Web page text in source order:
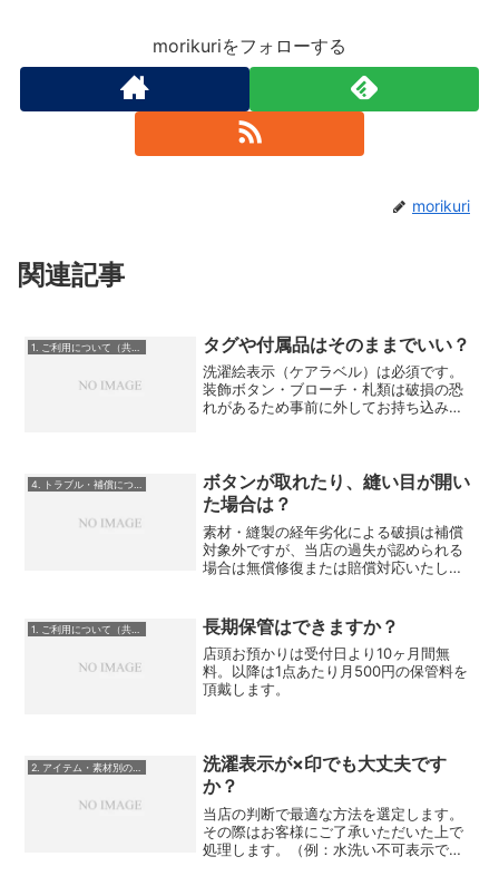
morikuriをフォローする
morikuri
関連記事
タグや付属品はそのままでいい？
洗濯絵表示（ケアラベル）は必須です。
装飾ボタン・ブローチ・札類は破損の恐
れがあるため事前に外してお持ち込みく
4. トラブル・補償について
ボタンが取れたり、縫い目が開い
た場合は？
素材・縫製の経年劣化による破損は補償
対象外ですが、当店の過失が認められる
場合は無償修復または賠償対応いたしま
長期保管はできますか？
店頭お預かりは受付日より10ヶ月間無
料。以降は1点あたり月500円の保管料を
頂戴します。
洗濯表示が×印でも大丈夫です
か？
当店の判断で最適な方法を選定します。
その際はお客様にご了承いただいた上で
処理します。（例：水洗い不可表示で